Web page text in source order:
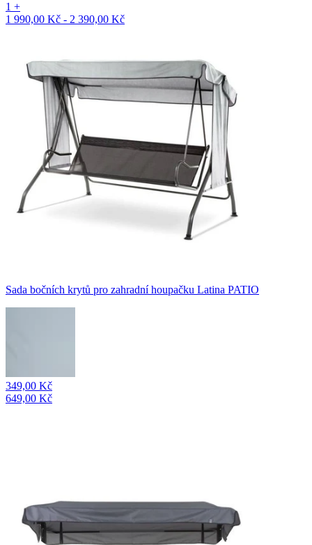
1 +
1 990,00 Kč - 2 390,00 Kč
Sada bočních krytů pro zahradní houpačku Latina PATIO
349,00 Kč
649,00 Kč